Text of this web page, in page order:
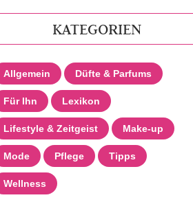
KATEGORIEN
Allgemein Düfte & Parfums
Für Ihn Lexikon
Lifestyle & Zeitgeist Make-up
Mode Pflege Tipps
Wellness